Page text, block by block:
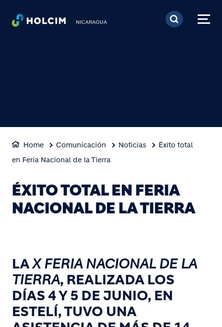
Pasar al contenido
NICARAGUA
Home Comunicación Noticias
Éxito total
en Feria Nacional de la Tierra
ÉXITO TOTAL EN FERIA
NACIONAL DE LA TIERRA
LAX FERIA NACIONAL DE LA
TIERRA, REALIZADA LOS
DÍAS 4 Y 5 DE JUNIO, EN
ESTELÍ, TUVO UNA